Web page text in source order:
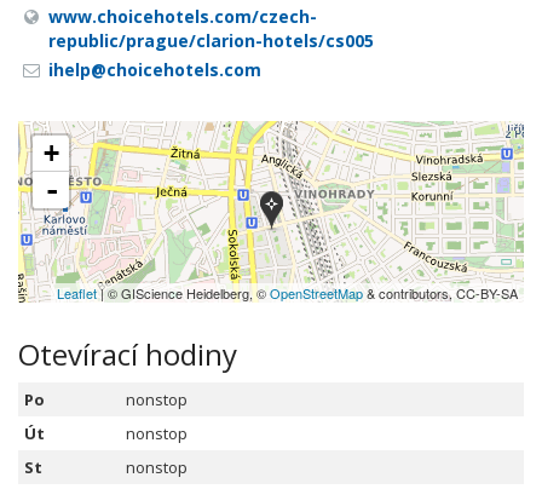
www.choicehotels.com/czech-
republic/prague/clarion-hotels/cs005
ihelp@choicehotels.com
+
-
Leaflet| © GIScience Heidelberg, ©OpenStreetMap& contributors, CC-BY-SA
Otevírací hodiny
Po
nonstop
Út
nonstop
St
nonstop